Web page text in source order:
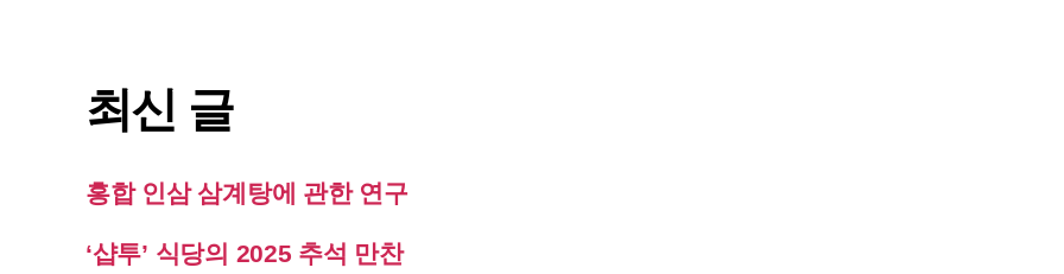
최신 글
홍합 인삼 삼계탕에 관한 연구
‘샵투’ 식당의 2025 추석 만찬